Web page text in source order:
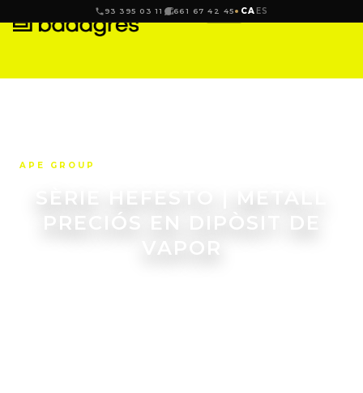
93 395 03 11 661 67 42 45 CA ES
SÈRIE HEFESTO | METALL
PRECIÓS EN DIPÒSIT DE
APE GROUP